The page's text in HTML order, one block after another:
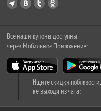
Все наши купоны доступны
через Мобильное Приложение:
Ищите скидки поблизости,
не выходя из чата: